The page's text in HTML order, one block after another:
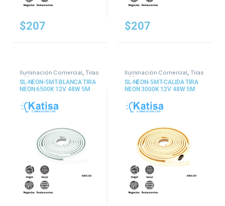
$207 $207
Iluminación Comercial, Tiras
y Mangueras
SL-NEON-5MT-BLANCA TIRA
NEON 6500K 12V 48W 5M
Iluminación Comercial, Tiras
y Mangueras
SL-NEON-5MT-CALIDA TIRA
NEON 3000K 12V 48W 5M